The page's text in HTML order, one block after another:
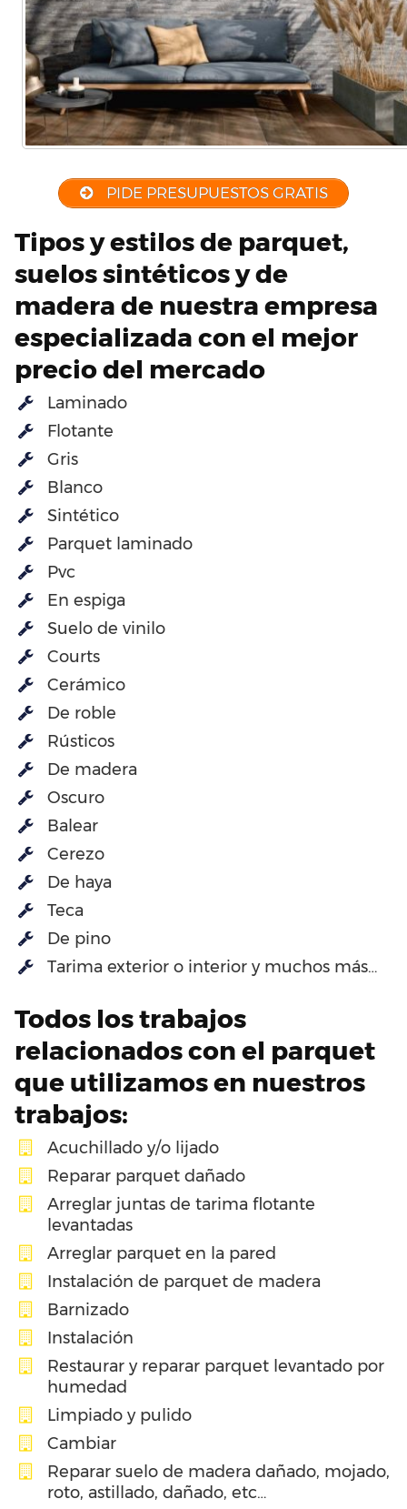
PIDE PRESUPUESTOS GRATIS
Tipos y estilos de parquet,
suelos sintéticos y de
madera de nuestra empresa
especializada con el mejor
precio del mercado
Laminado
Flotante
Gris
Blanco
Sintético
Parquet laminado
Pvc
En espiga
Suelo de vinilo
Courts
Cerámico
De roble
Rústicos
De madera
Oscuro
Balear
Cerezo
De haya
Teca
De pino
Tarima exterior o interior y muchos más…
Todos los trabajos
relacionados con el parquet
que utilizamos en nuestros
trabajos:
Acuchillado y/o lijado
Reparar parquet dañado
Arreglar juntas de tarima flotante
levantadas
Arreglar parquet en la pared
Instalación de parquet de madera
Barnizado
Instalación
Restaurar y reparar parquet levantado por
humedad
Limpiado y pulido
Cambiar
Reparar suelo de madera dañado, mojado,
roto, astillado, dañado, etc…